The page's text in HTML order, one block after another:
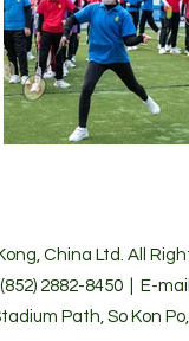
China Ltd. All
2882-8450 | E-
Path, So Kon